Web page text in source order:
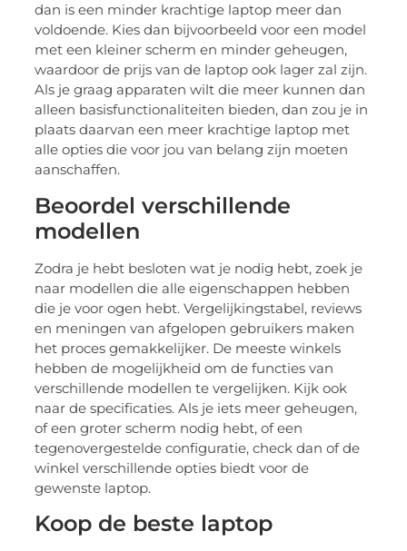
dan is een minder krachtige laptop meer dan
voldoende. Kies dan bijvoorbeeld voor een model
met een kleiner scherm en minder geheugen,
waardoor de prijs van de laptop ook lager zal zijn.
Als je graag apparaten wilt die meer kunnen dan
alleen basisfunctionaliteiten bieden, dan zou je in
plaats daarvan een meer krachtige laptop met
alle opties die voor jou van belang zijn moeten
aanschaffen.
Beoordel verschillende
modellen
Zodra je hebt besloten wat je nodig hebt, zoek je
naar modellen die alle eigenschappen hebben
die je voor ogen hebt. Vergelijkingstabel, reviews
en meningen van afgelopen gebruikers maken
het proces gemakkelijker. De meeste winkels
hebben de mogelijkheid om de functies van
verschillende modellen te vergelijken. Kijk ook
naar de specificaties. Als je iets meer geheugen,
of een groter scherm nodig hebt, of een
tegenovergestelde configuratie, check dan of de
winkel verschillende opties biedt voor de
gewenste laptop.
Koop de beste laptop